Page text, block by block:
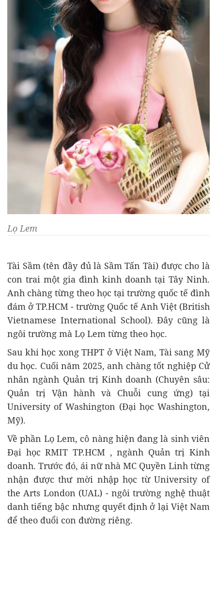
Lọ Lem
Tài Sầm (tên đầy đủ là Sầm Tấn Tài) được cho là
con trai một gia đình kinh doanh tại Tây Ninh.
Anh chàng từng theo học tại trường quốc tế đình
đám ở TP.HCM - trường Quốc tế Anh Việt (British
Vietnamese International School). Đây cũng là
ngôi trường mà Lọ Lem từng theo học.
Sau khi học xong THPT ở Việt Nam, Tài sang Mỹ
du học. Cuối năm 2025, anh chàng tốt nghiệp Cử
nhân ngành Quản trị Kinh doanh (Chuyên sâu:
Quản trị Vận hành và Chuỗi cung ứng) tại
University of Washington (Đại học Washington,
Mỹ).
Về phần Lọ Lem, cô nàng hiện đang là sinh viên
Đại học RMIT TP.HCM , ngành Quản trị Kinh
doanh. Trước đó, ái nữ nhà MC Quyền Linh từng
nhận được thư mời nhập học từ University of
the Arts London (UAL) - ngôi trường nghệ thuật
danh tiếng bậc nhưng quyết định ở lại Việt Nam
để theo đuổi con đường riêng.